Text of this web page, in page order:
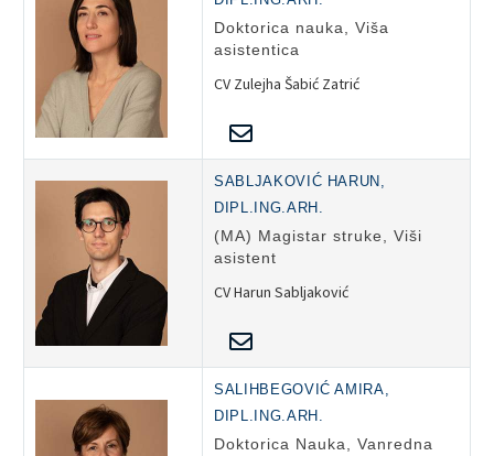
Doktorica nauka, Viša
asistentica
CV Zulejha Šabić Zatrić
SABLJAKOVIĆ HARUN,
DIPL.ING.ARH.
(MA) Magistar struke, Viši
asistent
CV Harun Sabljaković
SALIHBEGOVIĆ AMIRA,
DIPL.ING.ARH.
Doktorica Nauka, Vanredna